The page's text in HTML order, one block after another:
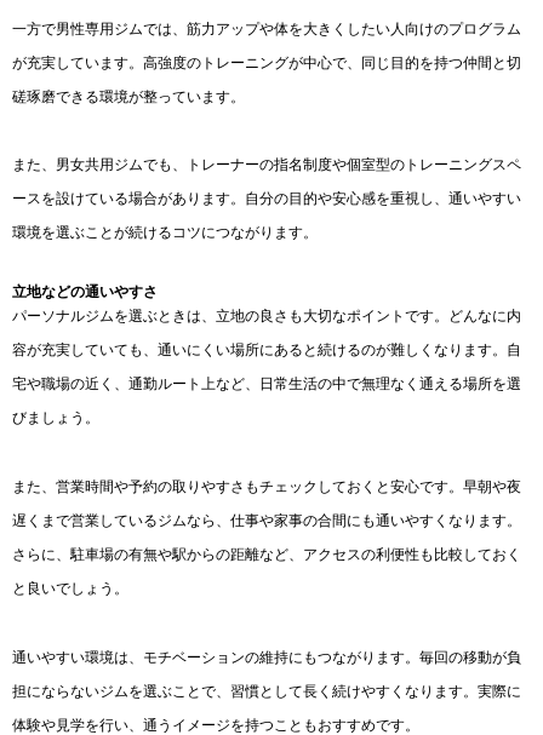
一方で男性専用ジムでは、筋力アップや体を大きくしたい人向けのプログラム
が充実しています。高強度のトレーニングが中心で、同じ目的を持つ仲間と切
磋琢磨できる環境が整っています。
また、男女共用ジムでも、トレーナーの指名制度や個室型のトレーニングスペ
ースを設けている場合があります。自分の目的や安心感を重視し、通いやすい
環境を選ぶことが続けるコツにつながります。
立地などの通いやすさ
パーソナルジムを選ぶときは、立地の良さも大切なポイントです。どんなに内
容が充実していても、通いにくい場所にあると続けるのが難しくなります。自
宅や職場の近く、通勤ルート上など、日常生活の中で無理なく通える場所を選
びましょう。
また、営業時間や予約の取りやすさもチェックしておくと安心です。早朝や夜
遅くまで営業しているジムなら、仕事や家事の合間にも通いやすくなります。
さらに、駐車場の有無や駅からの距離など、アクセスの利便性も比較しておく
と良いでしょう。
通いやすい環境は、モチベーションの維持にもつながります。毎回の移動が負
担にならないジムを選ぶことで、習慣として長く続けやすくなります。実際に
体験や見学を行い、通うイメージを持つこともおすすめです。